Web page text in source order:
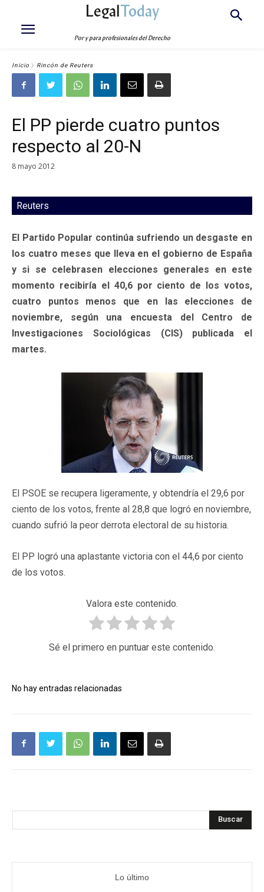
LegalToday
Por y para profesionales del Derecho
Inicio Rincón de Reuters
El PP pierde cuatro puntos
respecto al 20-N
8 mayo 2012
Reuters
El Partido Popular continúa sufriendo un desgaste en
los cuatro meses que lleva en el gobierno de España
y si se celebrasen elecciones generales en este
momento recibiría el 40,6 por ciento de los votos,
cuatro puntos menos que en las elecciones de
noviembre, según una encuesta del Centro de
Investigaciones Sociológicas (CIS) publicada el
martes.
El PSOE se recupera ligeramente, y obtendría el 29,6 por
ciento de los votos, frente al 28,8 que logró en noviembre,
cuando sufrió la peor derrota electoral de su historia.
El PP logró una aplastante victoria con el 44,6 por ciento
de los votos.
Valora este contenido.
Sé el primero en puntuar este contenido.
No hay entradas relacionadas
Buscar
Lo último